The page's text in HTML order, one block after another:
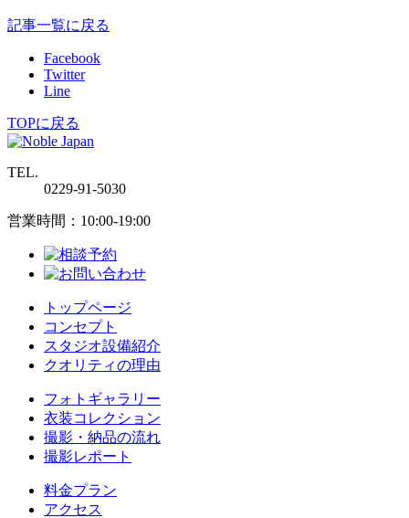
記事一覧に戻る
Facebook
Twitter
Line
TOPに戻る
TEL.
0229-91-5030
営業時間：10:00-19:00
トップページ
コンセプト
スタジオ設備紹介
クオリティの理由
フォトギャラリー
衣装コレクション
撮影・納品の流れ
撮影レポート
料金プラン
アクセス